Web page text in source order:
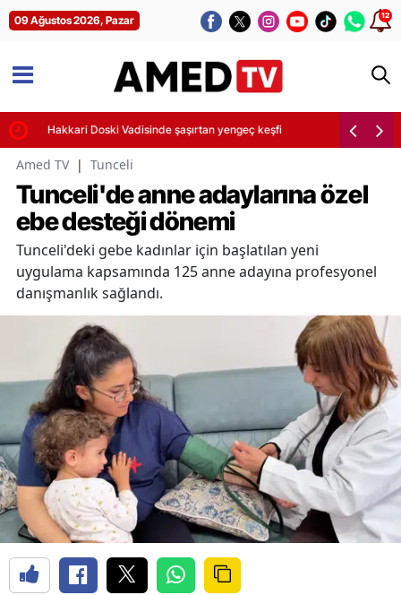
09 Ağustos 2026, Pazar 12
Hakkari Doski Vadisinde şaşırtan yengeç keşfi
Amed TV | Tunceli
Tunceli'de anne adaylarına özel
ebe desteği dönemi
Tunceli'deki gebe kadınlar için başlatılan yeni
uygulama kapsamında 125 anne adayına profesyonel
danışmanlık sağlandı.